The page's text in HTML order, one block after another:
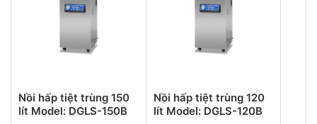
Nồi hấp tiệt trùng 150
lít Model: DGLS-150B
Nồi hấp tiệt trùng 120
lít Model: DGLS-120B